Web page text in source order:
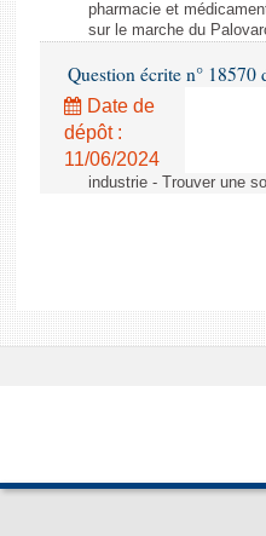
pharmacie et
sur le marche du
Question écrite n° 18570
Date de
dépôt :
11/06/2024
industrie - Trouver une